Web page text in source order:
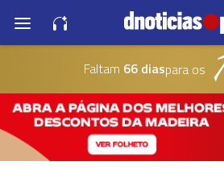
Faltam 66 diaspara os